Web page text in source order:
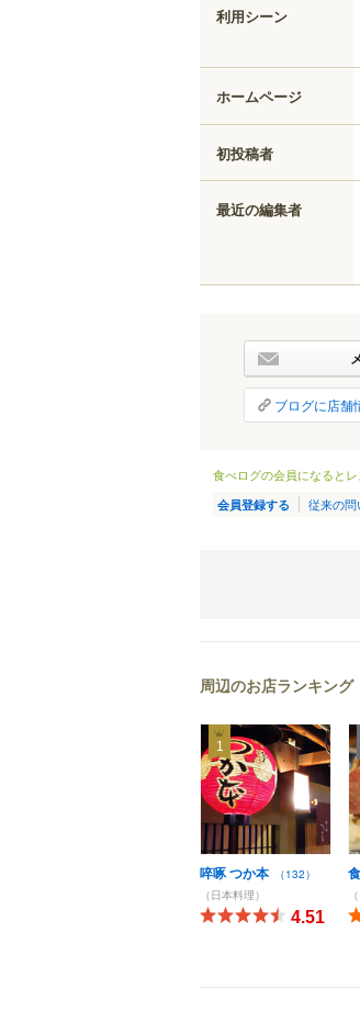
利用シーン
ホームページ
初投稿者
最近の編集者
ブログに店舗
食べログの会員になると
会員登録する 従来の
周辺のお店ランキング
1
啐啄 つか本
（132）
（日本料理）
4.51